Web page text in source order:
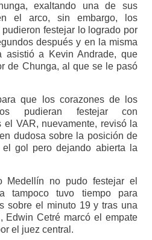
exaltando una de sus
el arco, sin embargo, los
festejar lo logrado por
después y en la misma
asistió a Kevin Andrade, que
de Chunga, al que se le pasó
que los corazones de los
pudieran festejar con
VAR, nuevamente, revisó la
dudosa sobre la posición de
el gol pero dejando abierta la
Medellín no pudo festejar el
tampoco tuvo tiempo para
sobre el minuto 19 y tras una
Edwin Cetré marcó el empate
el juez central.